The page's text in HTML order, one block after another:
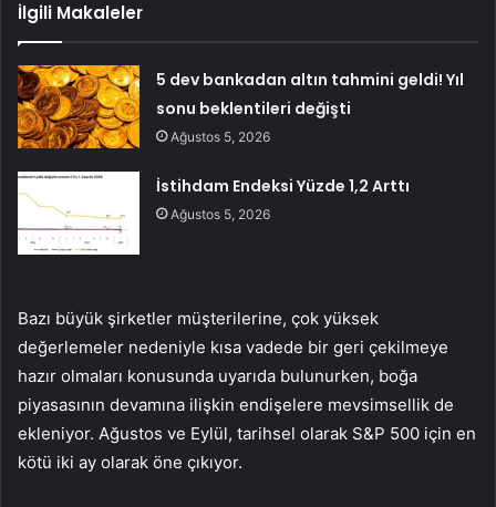
İlgili Makaleler
5 dev bankadan altın tahmini geldi! Yıl
sonu beklentileri değişti
Ağustos 5, 2026
İstihdam Endeksi Yüzde 1,2 Arttı
Ağustos 5, 2026
Bazı büyük şirketler müşterilerine, çok yüksek
değerlemeler nedeniyle kısa vadede bir geri çekilmeye
hazır olmaları konusunda uyarıda bulunurken, boğa
piyasasının devamına ilişkin endişelere mevsimsellik de
ekleniyor. Ağustos ve Eylül, tarihsel olarak S&P 500 için en
kötü iki ay olarak öne çıkıyor.